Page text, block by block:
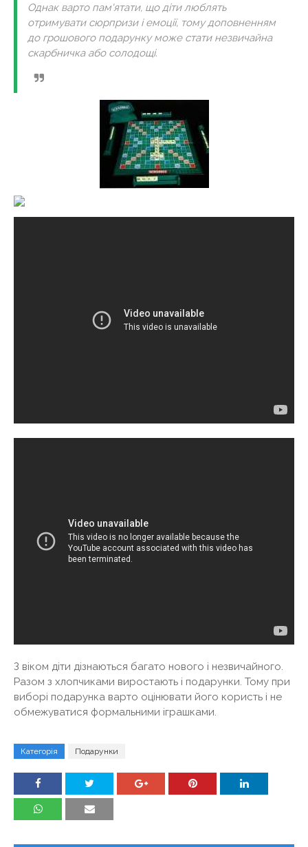
Однак варто пам'ятати, що діти люблять
отримувати сюрпризи і емоції, тому доповненням
до грошового подарунку може стати незвичайна
скарбничка або солодощі.
З віком діти дізнаються багато нового і незвичайного.
Разом з хлопчиками виростають і подарунки. Тому при
виборі подарунка варто оцінювати його користь і не
обмежуватися формальними іграшками.
Категорія Подарунки